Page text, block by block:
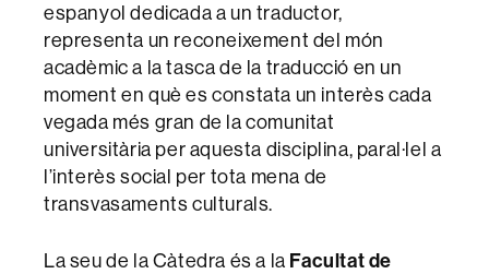
espanyol dedicada a un traductor,
representa un reconeixement del món
acadèmic a la tasca de la traducció en un
moment en què es constata un interès cada
vegada més gran de la comunitat
universitària per aquesta disciplina, paral·lel a
l’interès social per tota mena de
transvasaments culturals.
La seu de la Càtedra és a la Facultat de